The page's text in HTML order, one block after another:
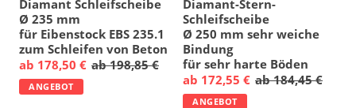
Diamant Schleifscheibe
Ø 235 mm
für Eibenstock EBS 235.1
zum Schleifen von Beton
ab 178,50 € ab 198,85 €
ANGEBOT
Diamant-Stern-
Schleifscheibe
Ø 250 mm sehr weiche
Bindung
für sehr harte Böden
ab 172,55 € ab 184,45 €
ANGEBOT